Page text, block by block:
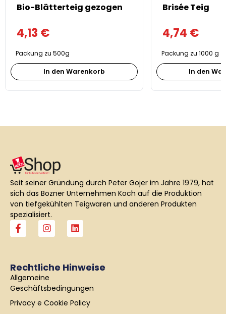
Bio-Blätterteig gezogen
4,13 €
Packung zu 500g
In den Warenkorb
Brisée Teig
4,74 €
Packung zu 1000 g
In den
Seit seiner Gründung durch Peter Gojer im Jahre 1979, hat
sich das Bozner Unternehmen Koch auf die Produktion
von tiefgekühlten Teigwaren und anderen Produkten
spezialisiert.
F
a
o
o
k
f
I
n
g
r
a
L
i
d
n
Rechtliche Hinweise
Allgemeine
Geschäftsbedingungen
Privacy e Cookie Policy